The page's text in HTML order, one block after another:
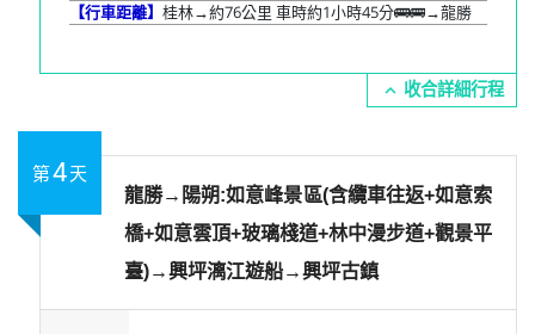
【行車距離】 桂林→約76公里 車時約1小時45分🚌🚌→龍勝
expand_more
第4天
龍勝→陽朔:如意峰景區(含纜車往返+如意索
橋+如意雲頂+玻璃棧道+林中漫步道+觀景平
臺)→興坪漓江遊船→興坪古鎮